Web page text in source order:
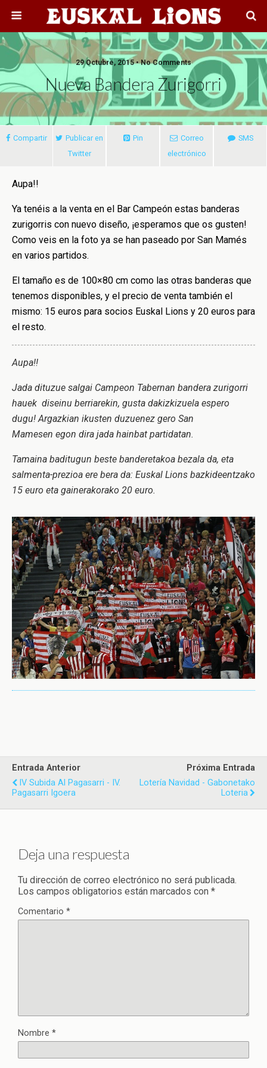
29 Octubre, 2015 • No Comments
Nueva Bandera Zurigorri
Compartir
Publicar en
Twitter
Pin
Correo
electrónico
SMS
Aupa!!
Ya tenéis a la venta en el Bar Campeón estas banderas
zurigorris con nuevo diseño, ¡esperamos que os gusten!
Como veis en la foto ya se han paseado por San Mamés
en varios partidos.
El tamaño es de 100×80 cm como las otras banderas que
tenemos disponibles, y el precio de venta también el
mismo: 15 euros para socios Euskal Lions y 20 euros para
el resto.
Aupa!!
Jada dituzue salgai Campeon Tabernan bandera zurigorri
hauek diseinu berriarekin, gusta dakizkizuela espero
dugu! Argazkian ikusten duzuenez gero San
Mamesen egon dira jada hainbat partidatan.
Tamaina baditugun beste banderetakoa bezala da, eta
salmenta-prezioa ere bera da: Euskal Lions bazkideentzako
15 euro eta gainerakorako 20 euro.
Entrada Anterior
IV Subida Al Pagasarri - IV.
Pagasarri Igoera
Próxima Entrada
Lotería Navidad - Gabonetako
Loteria
Deja una respuesta
Tu dirección de correo electrónico no será publicada.
Los campos obligatorios están marcados con *
Comentario *
Nombre *